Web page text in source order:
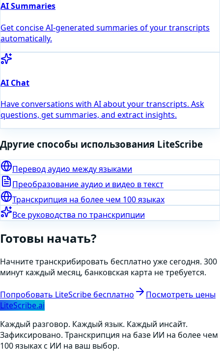
AI Summaries
Get concise AI-generated summaries of your transcripts
automatically.
AI Chat
Have conversations with AI about your transcripts. Ask
questions, get summaries, and extract insights.
Другие способы использования LiteScribe
Перевод аудио между языками
Преобразование аудио и видео в текст
Транскрипция на более чем 100 языках
Все руководства по транскрипции
Готовы начать?
Начните транскрибировать бесплатно уже сегодня. 300
минут каждый месяц, банковская карта не требуется.
Попробовать LiteScribe бесплатно
Посмотреть цены
LiteScribe.ai
Каждый разговор. Каждый язык. Каждый инсайт.
Зафиксировано. Транскрипция на базе ИИ на более чем
100 языках с ИИ на ваш выбор.